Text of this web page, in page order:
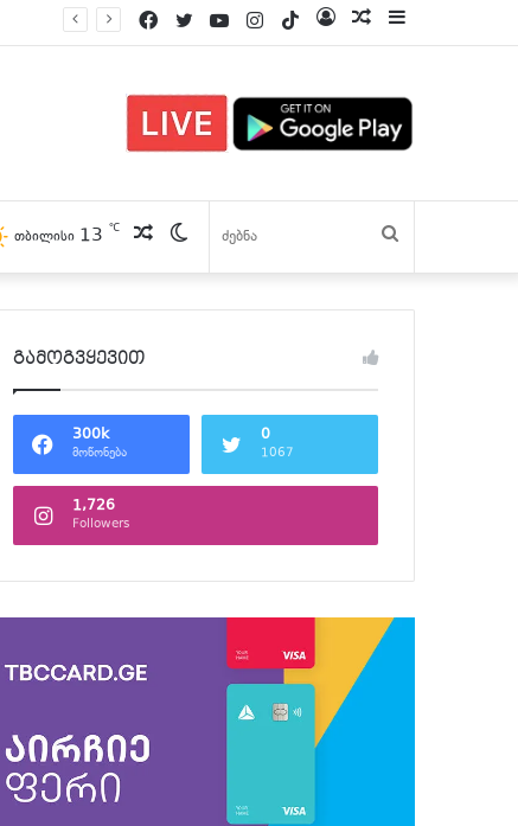
პოსტები
Log
TikTok
Instagram
YouTube
Twitter
Facebook
Switch
skin
პოსტები
თბილისი 13 ℃
გამოგვყევით
300k
მოწონება
0
1067
1,726
Followers